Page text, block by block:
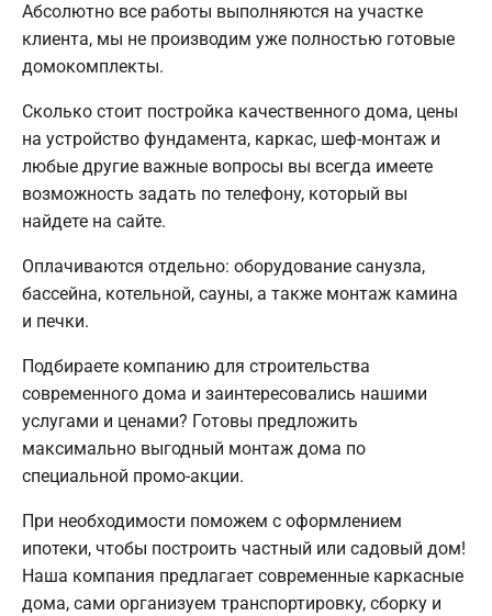
Абсолютно все работы выполняются на участке
клиента, мы не производим уже полностью готовые
домокомплекты.
Сколько стоит постройка качественного дома, цены
на устройство фундамента, каркас, шеф-монтаж и
любые другие важные вопросы вы всегда имеете
возможность задать по телефону, который вы
найдете на сайте.
Оплачиваются отдельно: оборудование санузла,
бассейна, котельной, сауны, а также монтаж камина
и печки.
Подбираете компанию для строительства
современного дома и заинтересовались нашими
услугами и ценами? Готовы предложить
максимально выгодный монтаж дома по
специальной промо-акции.
При необходимости поможем с оформлением
ипотеки, чтобы построить частный или садовый дом!
Наша компания предлагает современные каркасные
дома, сами организуем транспортировку, сборку и